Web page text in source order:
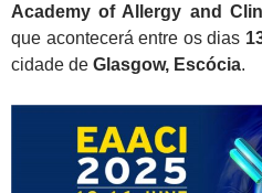
Academy of Allergy and
que acontecerá entre os dias
cidade de Glasgow, Escócia.